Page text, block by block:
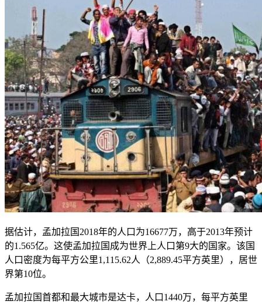
据估计，孟加拉国2018年的人口为16677万，高于2013年预计
的1.565亿。这使孟加拉国成为世界上人口第9大的国家。该国
人口密度为每平方公里1,115.62人（2,889.45平方英里），居世
界第10位。
孟加拉国首都和最大城市是达卡，人口1440万，每平方英里